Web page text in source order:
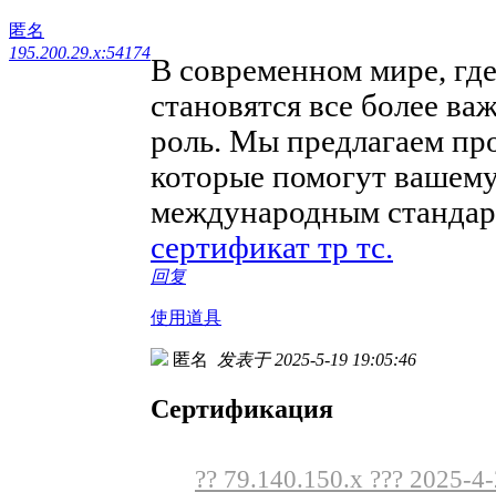
匿名
195.200.29.x:54174
В современном мире,
становятся все более
роль. Мы предлагаем
которые помогут
международным
сертификат тр тс.
回复
使用道具
匿名 发表于 2025-5-19 19:05:46
Сертификация
?? 79.140.150.x ??? 2025-